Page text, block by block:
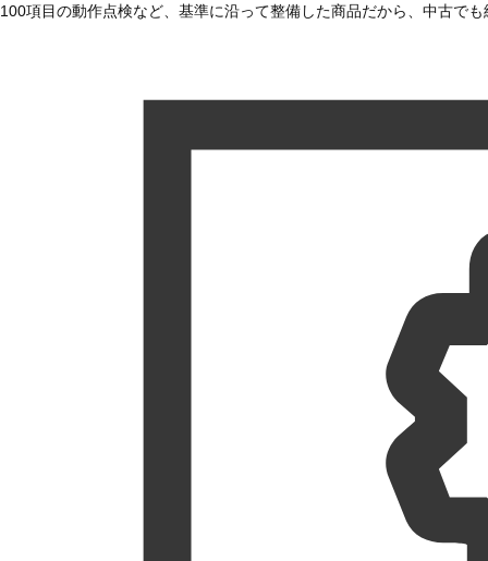
100項目の動作点検など、基準に沿って整備した商品だから、中古で